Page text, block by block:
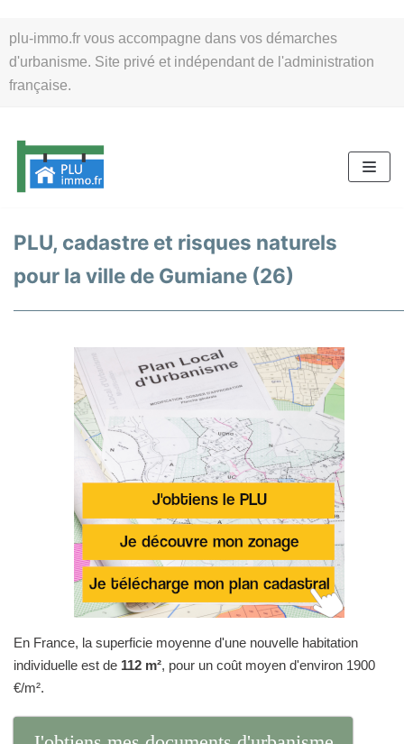
plu-immo.fr vous accompagne dans vos démarches
d'urbanisme. Site privé et indépendant de l'administration
française.
au
contenu
PLU, cadastre et risques naturels
pour la ville de Gumiane (26)
En France, la superficie moyenne d'une nouvelle habitation
individuelle est de 112 m², pour un coût moyen d'environ 1900
€/m².